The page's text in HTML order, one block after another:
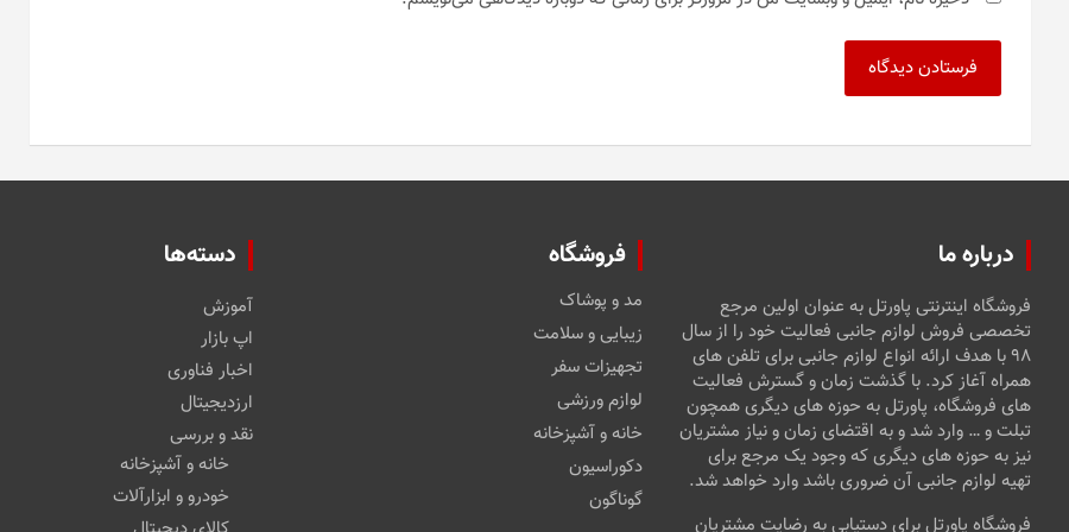
درباره ما
فروشگاه اینترنتی پاورتل به عنوان اولین مرجع
تخصصی فروش لوازم جانبی فعالیت خود را از سال
۹۸ با هدف ارائه انواع لوازم جانبی برای تلفن های
همراه آغاز کرد. با گذشت زمان و گسترش فعالیت
های فروشگاه، پاورتل به حوزه های دیگری همچون
تبلت و … وارد شد و به اقتضای زمان و نیاز مشتریان
نیز به حوزه های دیگری که وجود یک مرجع برای
تهیه لوازم جانبی آن ضروری باشد وارد خواهد شد.
فروشگاه پاورتل برای دستیابی به رضایت مشتریان
فروشگاه
مد و پوشاک
زیبایی و سلامت
تجهیزات سفر
لوازم ورزشی
خانه و آشپزخانه
دکوراسیون
گوناگون
دسته‌ها
آموزش
اپ بازار
اخبار فناوری
ارزدیجیتال
نقد و بررسی
خانه و آشپزخانه
خودرو و ابزارآلات